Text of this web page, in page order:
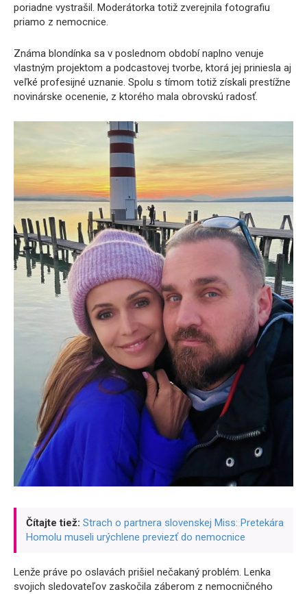
poriadne vystrašil. Moderátorka totiž zverejnila fotografiu
priamo z nemocnice.
Známa blondínka sa v poslednom období naplno venuje
vlastným projektom a podcastovej tvorbe, ktorá jej priniesla aj
veľké profesijné uznanie. Spolu s tímom totiž získali prestížne
novinárske ocenenie, z ktorého mala obrovskú radosť.
Čítajte tiež: Strach o partnera slovenskej Miss: Pretekára
Homolu museli urýchlene previezť do nemocnice
Lenže práve po oslavách prišiel nečakaný problém. Lenka
svojich sledovateľov zaskočila záberom z nemocničného